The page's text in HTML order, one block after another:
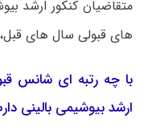
متقاضیان کنکور ارشد
های قبولی سال های
با چه رتبه ای شانس
ارشد بیوشیمی بالینی